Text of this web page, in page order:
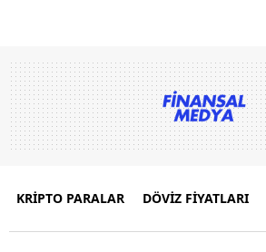
KRİPTO PARALAR DÖVİZ FİYATLARI